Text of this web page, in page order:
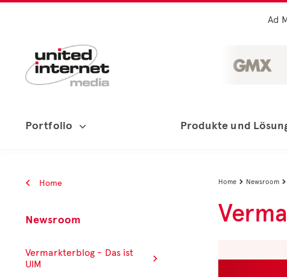
Ad
Portfolio Produkte und
Home
Newsroom
Vermarkterblog - Das ist
UIM
Home  Newsroom 